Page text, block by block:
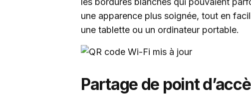
une apparence plus soignée, tout en
une tablette ou un ordinateur portable.
Partage de point